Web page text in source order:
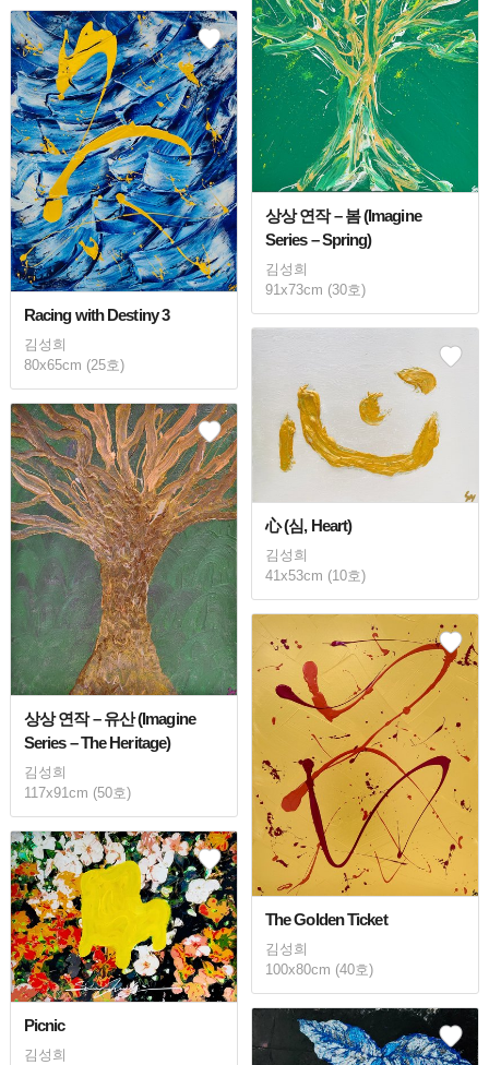
상상 연작 – 봄 (Imagine
Series – Spring)
김성희
91x73cm (30호)
Racing with Destiny 3
김성희
80x65cm (25호)
心 (심, Heart)
김성희
41x53cm (10호)
상상 연작 – 유산 (Imagine
Series – The Heritage)
김성희
117x91cm (50호)
The Golden Ticket
김성희
100x80cm (40호)
Picnic
김성희